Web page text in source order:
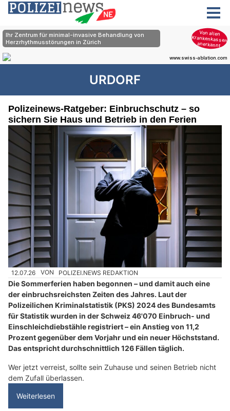
URDORF
Polizeinews-Ratgeber: Einbruchschutz – so
sichern Sie Haus und Betrieb in den Ferien
12.07.26 VON POLIZEI.NEWS REDAKTION
Die Sommerferien haben begonnen – und damit auch eine
der einbruchsreichsten Zeiten des Jahres. Laut der
Polizeilichen Kriminalstatistik (PKS) 2024 des Bundesamts
für Statistik wurden in der Schweiz 46'070 Einbruch- und
Einschleichdiebstähle registriert – ein Anstieg von 11,2
Prozent gegenüber dem Vorjahr und ein neuer Höchststand.
Das entspricht durchschnittlich 126 Fällen täglich.
Wer jetzt verreist, sollte sein Zuhause und seinen Betrieb nicht
dem Zufall überlassen.
Weiterlesen